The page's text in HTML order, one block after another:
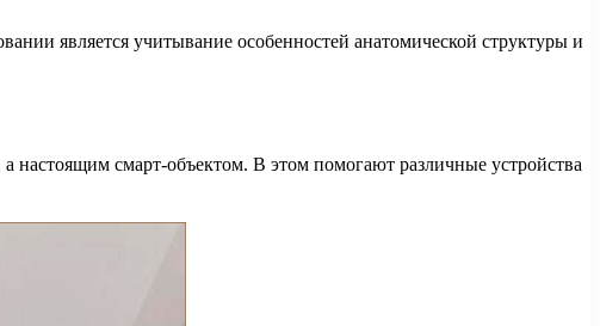
является учитывание особенностей анатомической структуры и
настоящим смарт-объектом. В этом помогают различные устройства